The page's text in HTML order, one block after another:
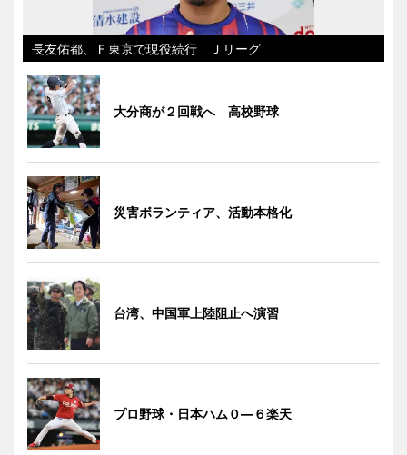
長友佑都、Ｆ東京で現役続行 Ｊリーグ
大分商が２回戦へ 高校野球
災害ボランティア、活動本格化
台湾、中国軍上陸阻止へ演習
プロ野球・日本ハム０―６楽天